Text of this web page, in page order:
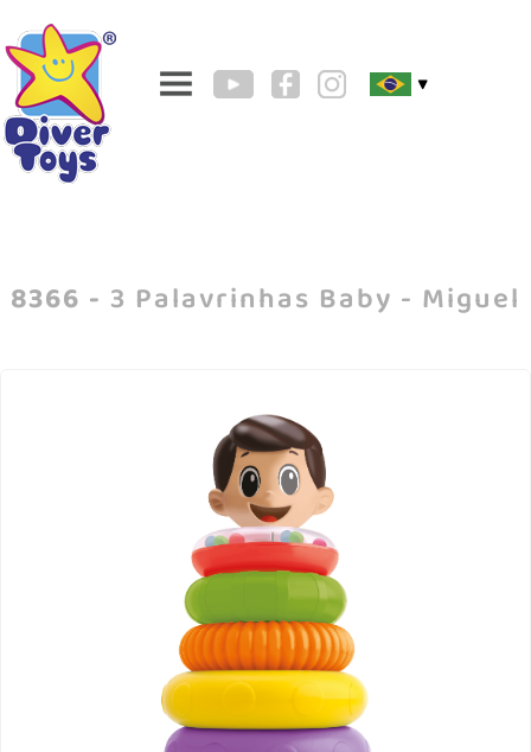
▼
8366 - 3 Palavrinhas Baby - Miguel